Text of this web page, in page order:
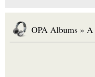
OPA Albums »